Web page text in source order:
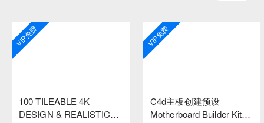
100 TILEABLE 4K
DESIGN & REALISTIC
VIP免费
C4d主板创建预设
Motherboard Builder Kit
VIP免费